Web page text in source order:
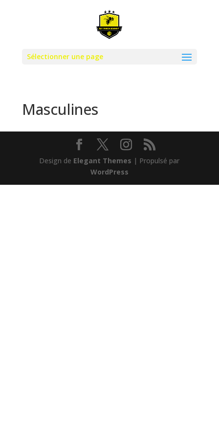
Sélectionner une page
Masculines
Design de Elegant Themes | Propulsé par
WordPress